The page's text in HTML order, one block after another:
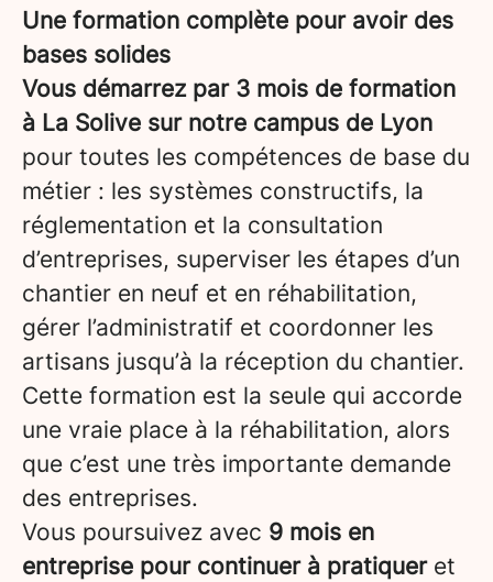
Une formation complète pour avoir des
bases solides
Vous démarrez par 3 mois de formation
à La Solive sur notre campus de Lyon
pour toutes les compétences de base du
métier : les systèmes constructifs, la
réglementation et la consultation
d’entreprises, superviser les étapes d’un
chantier en neuf et en réhabilitation,
gérer l’administratif et coordonner les
artisans jusqu’à la réception du chantier.
Cette formation est la seule qui accorde
une vraie place à la réhabilitation, alors
que c’est une très importante demande
des entreprises.
Vous poursuivez avec 9 mois en
entreprise pour continuer à pratiqueret